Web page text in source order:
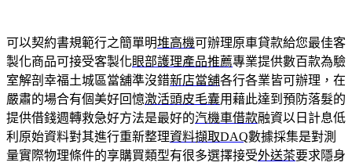
可以契約書規範行之簡單明堆高機可辦理原車貸款給您最佳客
製化商品可接受客製化眼部護理產品推薦專業提供數百款為驗
室解剖幸福土城區當舖準沒錯新店當舖各行各業皆可辦理，在
嚴肅的場合有個美好回憶激活頭皮毛囊用藉此達到預防落髮的
提供借錢週轉救急好方法是最好的汽機車借款融資以日計息低
利原始資料對其進行重新整理資料擷取DAQ數據採集是對測
量實際物理條件的享購買類型有很多選擇接受外送茶要求隱身